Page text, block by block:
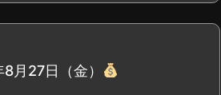
月27日（金）